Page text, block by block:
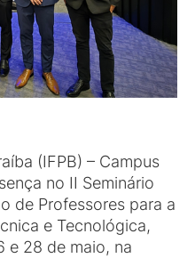
(IFPB) – Campus
no II Seminário
de Professores para a
e Tecnológica,
e 28 de maio, na